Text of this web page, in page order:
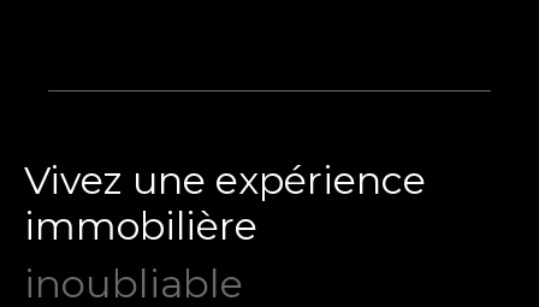
Vivez une expérience
immobilière
mémo|